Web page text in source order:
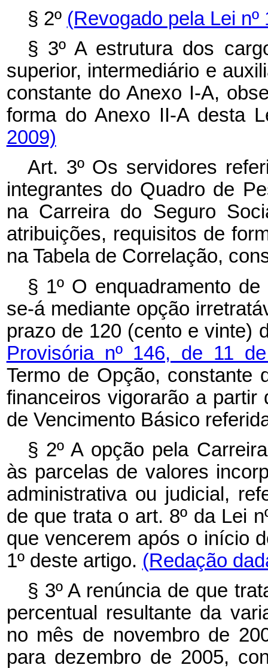
§ 2º (Revogado pela Lei
§ 3º A estrutura dos
superior, intermediário e
constante do Anexo I-A,
forma do Anexo II-A desta
2009)
Art. 3º Os servidores
integrantes do Quadro de
na Carreira do Seguro
atribuições, requisitos de
na Tabela de Correlação,
§ 1º O enquadramento
se-á mediante opção
prazo de 120 (cento e vinte)
Provisória nº 146, de 11
Termo de Opção, constante
financeiros vigorarão a partir
de Vencimento Básico
§ 2º A opção pela
às parcelas de valores
administrativa ou judicial,
de que trata o art. 8º da Lei
que vencerem após o início
1º deste artigo. (Redação
§ 3º A renúncia de que
percentual resultante da
no mês de novembro de
para dezembro de 2005,